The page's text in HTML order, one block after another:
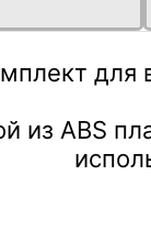
для
из ABS